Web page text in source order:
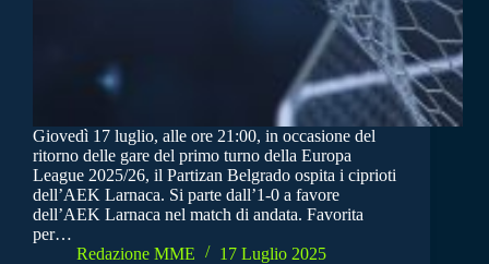
Giovedì 17 luglio, alle ore 21:00, in occasione del
ritorno delle gare del primo turno della Europa
League 2025/26, il Partizan Belgrado ospita i ciprioti
dell’AEK Larnaca. Si parte dall’1-0 a favore
dell’AEK Larnaca nel match di andata. Favorita
per…
Redazione MME
17 Luglio 2025